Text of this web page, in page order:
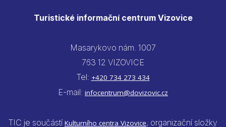
Turistické informační centrum Vizovice
Masarykovo nám. 1007
763 12 VIZOVICE
Tel: +420 734 273 434
E-mail: infocentrum@dovizovic.cz
TIC je součástí Kulturního centra Vizovice, organizační složky